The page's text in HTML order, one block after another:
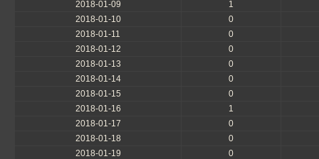
2018-01-09
1
2018-01-10
0
2018-01-11
0
2018-01-12
0
2018-01-13
0
2018-01-14
0
2018-01-15
0
2018-01-16
1
2018-01-17
0
2018-01-18
0
2018-01-19
0